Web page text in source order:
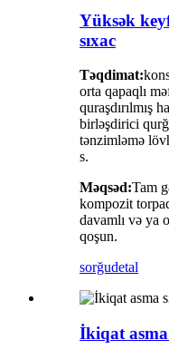
Yüksək
sıxac
Təqdimat:
orta qapaqlı
quraşdırılmış
birləşdirici
tənzimləmə
s.
Məqsəd:Tam
kompozit
davamlı və ya
qoşun.
sorğudetal
İkiqat